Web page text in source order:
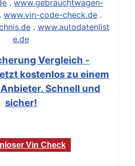
. www.gebrauchtwagen-
www.vin-code-check.de.
. www.autodatenlist
e.de
Vergleich -
kostenlos zu einem
Schnell und
sicher!
Vin Check